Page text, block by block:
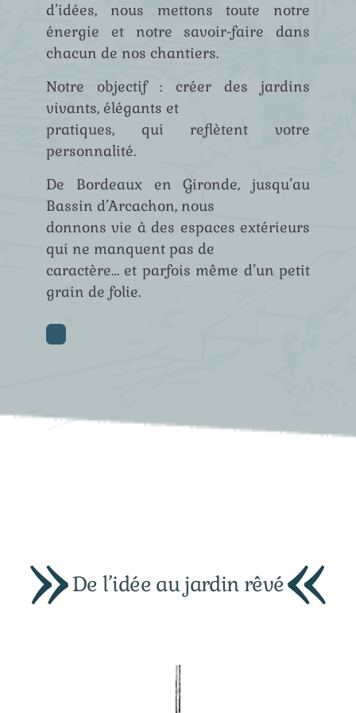
d’idées, nous mettons toute notre
énergie et notre savoir-faire dans
chacun de nos chantiers.
Notre objectif : créer des jardins
vivants, élégants et
pratiques, qui reflètent votre
personnalité.
De Bordeaux en Gironde, jusqu’au
Bassin d’Arcachon, nous
donnons vie à des espaces extérieurs
qui ne manquent pas de
caractère… et parfois même d’un petit
grain de folie.
De l’idée au jardin rêvé